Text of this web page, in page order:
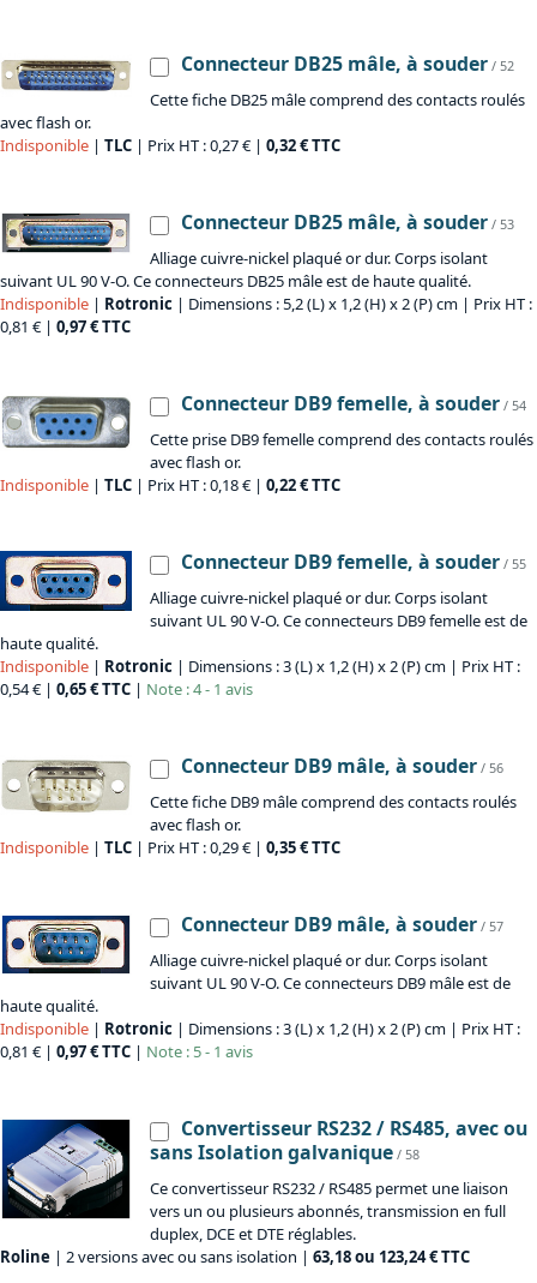
Connecteur DB25 mâle, à souder / 52
Cette fiche DB25 mâle comprend des contacts roulés
avec flash or.
Indisponible | TLC | Prix HT : 0,27 € | 0,32 € TTC
Connecteur DB25 mâle, à souder / 53
Alliage cuivre-nickel plaqué or dur. Corps isolant
suivant UL 90 V-O. Ce connecteurs DB25 mâle est de haute qualité.
Indisponible | Rotronic | Dimensions : 5,2 (L) x 1,2 (H) x 2 (P) cm | Prix HT :
0,81 € | 0,97 € TTC
Connecteur DB9 femelle, à souder / 54
Cette prise DB9 femelle comprend des contacts roulés
avec flash or.
Indisponible | TLC | Prix HT : 0,18 € | 0,22 € TTC
Connecteur DB9 femelle, à souder / 55
Alliage cuivre-nickel plaqué or dur. Corps isolant
suivant UL 90 V-O. Ce connecteurs DB9 femelle est de
haute qualité.
Indisponible | Rotronic | Dimensions : 3 (L) x 1,2 (H) x 2 (P) cm | Prix HT :
0,54 € | 0,65 € TTC | Note : 4 - 1 avis
Connecteur DB9 mâle, à souder / 56
Cette fiche DB9 mâle comprend des contacts roulés
avec flash or.
Indisponible | TLC | Prix HT : 0,29 € | 0,35 € TTC
Connecteur DB9 mâle, à souder / 57
Alliage cuivre-nickel plaqué or dur. Corps isolant
suivant UL 90 V-O. Ce connecteurs DB9 mâle est de
haute qualité.
Indisponible | Rotronic | Dimensions : 3 (L) x 1,2 (H) x 2 (P) cm | Prix HT :
0,81 € | 0,97 € TTC | Note : 5 - 1 avis
Convertisseur RS232 / RS485, avec ou
sans Isolation galvanique / 58
Ce convertisseur RS232 / RS485 permet une liaison
vers un ou plusieurs abonnés, transmission en full
duplex, DCE et DTE réglables.
Roline | 2 versions avec ou sans isolation | 63,18 ou 123,24 € TTC